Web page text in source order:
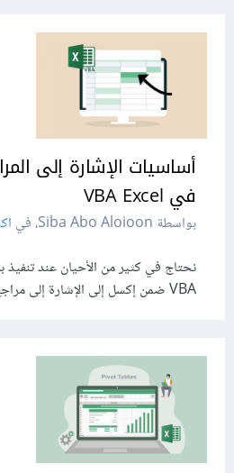
في VBA Excel
بواسطة Siba Abo Aloioon، في
نحتاج في كثير من الأحيان عند تنفيذ
VBA ضمن إكسل إلى الإشارة إلى مراجع...